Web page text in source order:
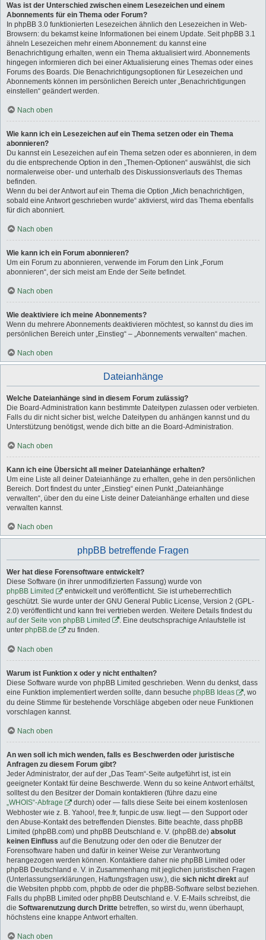
Was ist der Unterschied zwischen einem Lesezeichen und einem
Abonnements für ein Thema oder Forum?
In phpBB 3.0 funktionierten Lesezeichen ähnlich den Lesezeichen in Web-
Browsern: du bekamst keine Informationen bei einem Update. Seit phpBB 3.1
ähneln Lesezeichen mehr einem Abonnement: du kannst eine
Benachrichtigung erhalten, wenn ein Thema aktualisiert wird. Abonnements
hingegen informieren dich bei einer Aktualisierung eines Themas oder eines
Forums des Boards. Die Benachrichtigungsoptionen für Lesezeichen und
Abonnements können im persönlichen Bereich unter „Benachrichtigungen
einstellen“ geändert werden.
Nach oben
Wie kann ich ein Lesezeichen auf ein Thema setzen oder ein Thema
abonnieren?
Du kannst ein Lesezeichen auf ein Thema setzen oder es abonnieren, in dem
du die entsprechende Option in den „Themen-Optionen“ auswählst, die sich
normalerweise ober- und unterhalb des Diskussionsverlaufs des Themas
befinden.
Wenn du bei der Antwort auf ein Thema die Option „Mich benachrichtigen,
sobald eine Antwort geschrieben wurde“ aktivierst, wird das Thema ebenfalls
für dich abonniert.
Nach oben
Wie kann ich ein Forum abonnieren?
Um ein Forum zu abonnieren, verwende im Forum den Link „Forum
abonnieren“, der sich meist am Ende der Seite befindet.
Nach oben
Wie deaktiviere ich meine Abonnements?
Wenn du mehrere Abonnements deaktivieren möchtest, so kannst du dies im
persönlichen Bereich unter „Einstieg“ – „Abonnements verwalten“ machen.
Nach oben
Dateianhänge
Welche Dateianhänge sind in diesem Forum zulässig?
Die Board-Administration kann bestimmte Dateitypen zulassen oder verbieten.
Falls du dir nicht sicher bist, welche Dateitypen du anhängen kannst und du
Unterstützung benötigst, wende dich bitte an die Board-Administration.
Nach oben
Kann ich eine Übersicht all meiner Dateianhänge erhalten?
Um eine Liste all deiner Dateianhänge zu erhalten, gehe in den persönlichen
Bereich. Dort findest du unter „Einstieg“ einen Punkt „Dateianhänge
verwalten“, über den du eine Liste deiner Dateianhänge erhalten und diese
verwalten kannst.
Nach oben
phpBB betreffende Fragen
Wer hat diese Forensoftware entwickelt?
Diese Software (in ihrer unmodifizierten Fassung) wurde von
phpBB Limited
entwickelt und veröffentlicht. Sie ist urheberrechtlich
geschützt. Sie wurde unter der GNU General Public License, Version 2 (GPL-
2.0) veröffentlicht und kann frei vertrieben werden. Weitere Details findest du
auf der Seite von phpBB Limited
. Eine deutschsprachige Anlaufstelle ist
unter phpBB.de zu finden.
Nach oben
Warum ist Funktion x oder y nicht enthalten?
Diese Software wurde von phpBB Limited geschrieben. Wenn du denkst, dass
eine Funktion implementiert werden sollte, dann besuche phpBB Ideas
, wo
du deine Stimme für bestehende Vorschläge abgeben oder neue Funktionen
vorschlagen kannst.
Nach oben
An wen soll ich mich wenden, falls es Beschwerden oder juristische
Anfragen zu diesem Forum gibt?
Jeder Administrator, der auf der „Das Team“-Seite aufgeführt ist, ist ein
geeigneter Kontakt für deine Beschwerde. Wenn du so keine Antwort erhältst,
solltest du den Besitzer der Domain kontaktieren (führe dazu eine
„WHOIS“-Abfrage
durch) oder — falls diese Seite bei einem kostenlosen
Webhoster wie z. B. Yahoo!, free.fr, funpic.de usw. liegt — den Support oder
den Abuse-Kontakt des betreffenden Dienstes. Bitte beachte, dass phpBB
Limited (phpBB.com) und phpBB Deutschland e. V. (phpBB.de) absolut
keinen Einfluss auf die Benutzung oder den oder die Benutzer der
Forensoftware haben und dafür in keiner Weise zur Verantwortung
herangezogen werden können. Kontaktiere daher nie phpBB Limited oder
phpBB Deutschland e. V. in Zusammenhang mit jeglichen juristischen Fragen
(Unterlassungserklärungen, Haftungsfragen usw.), die sich nicht direkt auf
die Websiten phpbb.com, phpbb.de oder die phpBB-Software selbst beziehen.
Falls du phpBB Limited oder phpBB Deutschland e. V. E-Mails schreibst, die
die Softwarenutzung durch Dritte betreffen, so wirst du, wenn überhaupt,
höchstens eine knappe Antwort erhalten.
Nach oben